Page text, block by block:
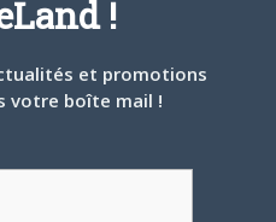
!
et promotions
votre boîte mail !